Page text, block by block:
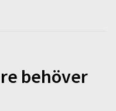
behöver